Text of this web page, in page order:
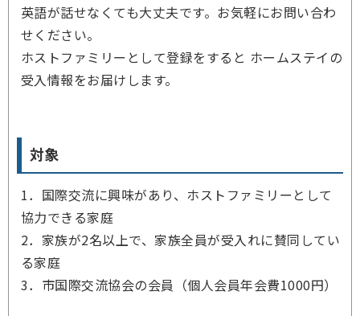
英語が話せなくても大丈夫です。お気軽にお問い合わ
せください。
ホストファミリーとして登録をすると ホームステイの
受入情報をお届けします。
対象
1．国際交流に興味があり、ホストファミリーとして
協力できる家庭
2．家族が2名以上で、家族全員が受入れに賛同してい
る家庭
3．市国際交流協会の会員（個人会員年会費1000円）